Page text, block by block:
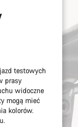
testowych
prasy
widoczne
mogą mieć
kolorów.